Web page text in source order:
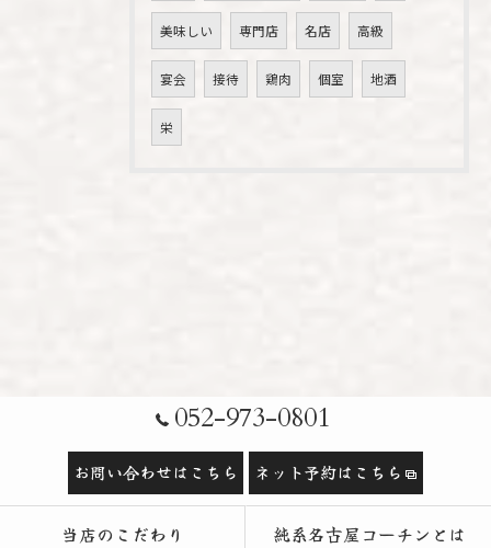
美味しい 専門店 名店 高級
宴会 接待 鶏肉 個室 地酒
栄
052-973-0801
お問い合わせはこちら ネット予約はこちら
当店のこだわり 純系名古屋コーチンとは